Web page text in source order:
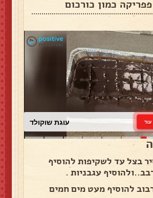
כמון כורכום
עוגת שוקולד
בצל עד לשקיפות להוסיף
עגבניות .
להוסיף מעט מים חמים